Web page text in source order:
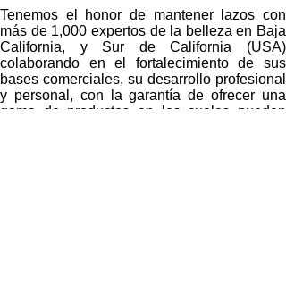
Tenemos el honor de mantener lazos con
más de 1,000 expertos de la belleza en Baja
California, y Sur de California (USA)
colaborando en el fortalecimiento de sus
bases comerciales, su desarrollo profesional
y personal, con la garantía de ofrecer una
gama de productos en los cuales pueden